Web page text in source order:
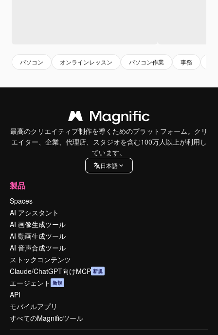
パソコン オンラインレッスン パソコン作業 事務
最高のクリエイティブ制作を導くためのプラットフォーム。クリ
エイター、企業、代理店、スタジオを含む100万人以上が利用し
ています。
日本語
製品
Spaces
AI アシスタント
AI 画像生成ツール
AI 動画生成ツール
AI 音声合成ツール
ストックコンテンツ
Claude/ChatGPT向けMCP 新規
エージェント 新規
API
モバイルアプリ
すべてのMagnificツール